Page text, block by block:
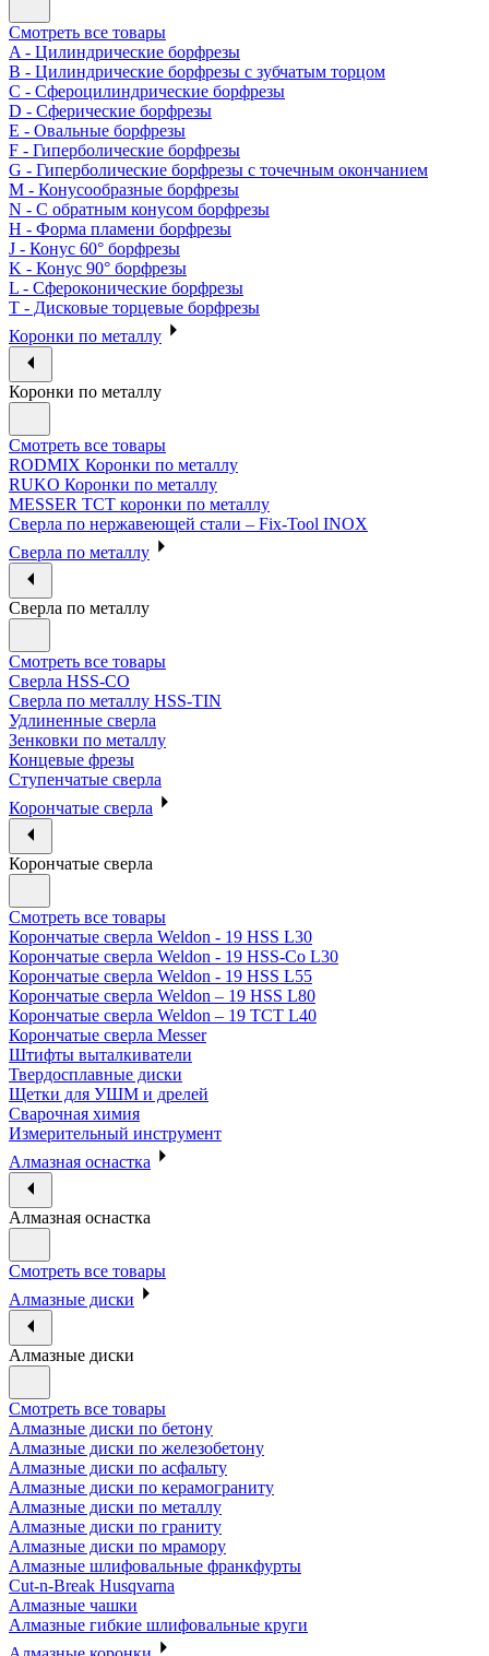
Смотреть все товары
A - Цилиндрические борфрезы
B - Цилиндрические борфрезы с зубчатым торцом
C - Сфероцилиндрические борфрезы
D - Сферические борфрезы
E - Овальные борфрезы
F - Гиперболические борфрезы
G - Гиперболические борфрезы с точечным окончанием
M - Конусообразные борфрезы
N - С обратным конусом борфрезы
H - Форма пламени борфрезы
J - Конус 60° борфрезы
K - Конус 90° борфрезы
L - Сфероконические борфрезы
T - Дисковые торцевые борфрезы
Коронки по металлу
Коронки по металлу
Смотреть все товары
RODMIX Коронки по металлу
RUKO Коронки по металлу
MESSER ТСТ коронки по металлу
Сверла по нержавеющей стали – Fix-Tool INOX
Сверла по металлу
Сверла по металлу
Смотреть все товары
Сверла HSS-CO
Сверла по металлу HSS-TIN
Удлиненные сверла
Зенковки по металлу
Концевые фрезы
Ступенчатые сверла
Корончатые сверла
Корончатые сверла
Смотреть все товары
Корончатые сверла Weldon - 19 HSS L30
Корончатые сверла Weldon - 19 HSS-Co L30
Корончатые сверла Weldon - 19 HSS L55
Корончатые сверла Weldon – 19 HSS L80
Корончатые сверла Weldon – 19 TCT L40
Корончатые сверла Messer
Штифты выталкиватели
Твердосплавные диски
Щетки для УШМ и дрелей
Сварочная химия
Измерительный инструмент
Алмазная оснастка
Алмазная оснастка
Смотреть все товары
Алмазные диски
Алмазные диски
Смотреть все товары
Алмазные диски по бетону
Алмазные диски по железобетону
Алмазные диски по асфальту
Алмазные диски по керамограниту
Алмазные диски по металлу
Алмазные диски по граниту
Алмазные диски по мрамору
Алмазные шлифовальные франкфурты
Cut-n-Break Husqvarna
Алмазные чашки
Алмазные гибкие шлифовальные круги